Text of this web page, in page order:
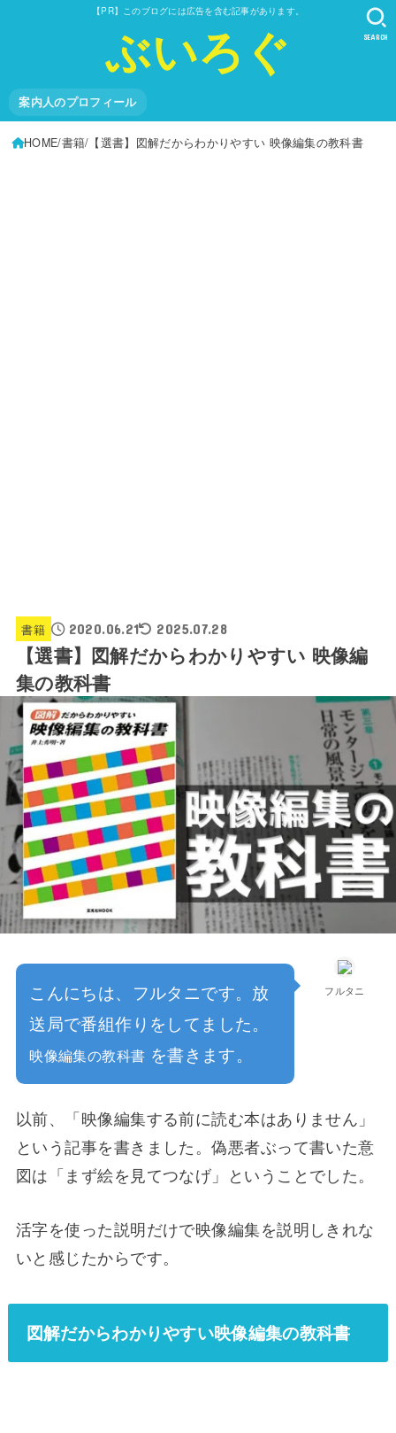
【PR】このブログには広告を含む記事があります。
ぶいろぐ
案内人のプロフィール
SEARCH
HOME 書籍 【選書】図解だからわかりやすい 映像編集の教科書
書籍 2020.06.21 2025.07.28
【選書】図解だからわかりやすい 映像編
集の教科書
フルタニ
こんにちは、フルタニです。放
送局で番組作りをしてました。
映像編集の教科書 を書きます。
以前、「映像編集する前に読む本はありません」
という記事を書きました。偽悪者ぶって書いた意
図は「まず絵を見てつなげ」ということでした。
活字を使った説明だけで映像編集を説明しきれな
いと感じたからです。
図解だからわかりやすい映像編集の教科書